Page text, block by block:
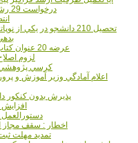
درخواست 29 رشته کارشناسي ارشد بررسي مي شود
تحصيل 210 دانشجو در يکي از نوپاترين دانشکده‌هاي علوم پزشکي کشور
عرضه 20 عنوان کتاب با موضوع سبک زندگي به دانشگاه‌ها
لزوم
18 کرسي
اعلام آمادگي وزير آموزش و
پذيرش بدون کنکور
افزايش
اخطار : سقف مجاز
تمدید مهلت